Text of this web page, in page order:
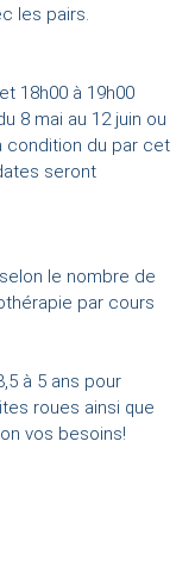
les pairs.
18h00 à 19h00
8 mai au 12 juin ou
condition du par cet
seront
le nombre de
par cours
à 5 ans pour
roues ainsi que
vos besoins!